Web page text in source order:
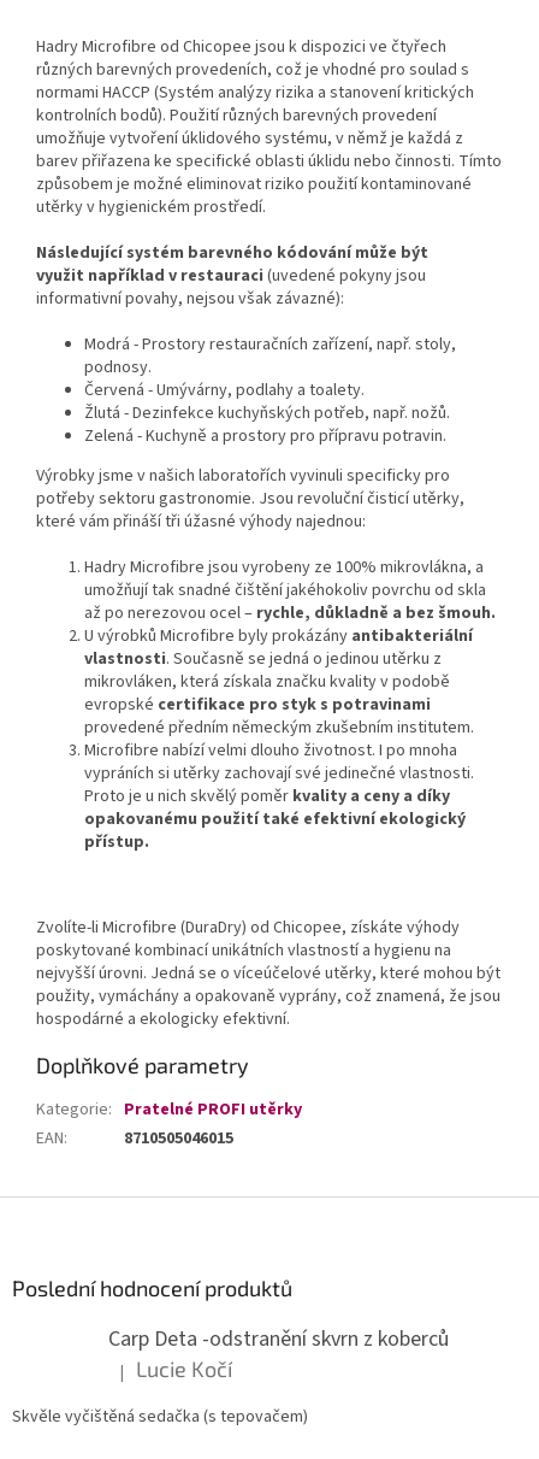
Hadry Microfibre od Chicopee jsou k dispozici ve čtyřech
různých barevných provedeních, což je vhodné pro soulad s
normami HACCP (Systém analýzy rizika a stanovení kritických
kontrolních bodů). Použití různých barevných provedení
umožňuje vytvoření úklidového systému, v němž je každá z
barev přiřazena ke specifické oblasti úklidu nebo činnosti. Tímto
způsobem je možné eliminovat riziko použití kontaminované
utěrky v hygienickém prostředí.
Následující systém barevného kódování může být
využit například v restauraci (uvedené pokyny jsou
informativní povahy, nejsou však závazné):
Modrá - Prostory restauračních zařízení, např. stoly,
podnosy.
Červená - Umývárny, podlahy a toalety.
Žlutá - Dezinfekce kuchyňských potřeb, např. nožů.
Zelená - Kuchyně a prostory pro přípravu potravin.
Výrobky jsme v našich laboratořích vyvinuli specificky pro
potřeby sektoru gastronomie. Jsou revoluční čisticí utěrky,
které vám přináší tři úžasné výhody najednou:
Hadry Microfibre jsou vyrobeny ze 100% mikrovlákna, a
umožňují tak snadné čištění jakéhokoliv povrchu od skla
až po nerezovou ocel – rychle, důkladně a bez šmouh.
U výrobků Microfibre byly prokázány antibakteriální
vlastnosti. Současně se jedná o jedinou utěrku z
mikrovláken, která získala značku kvality v podobě
evropské certifikace pro styk s potravinami
provedené předním německým zkušebním institutem.
Microfibre nabízí velmi dlouho životnost. I po mnoha
vypráních si utěrky zachovají své jedinečné vlastnosti.
Proto je u nich skvělý poměr kvality a ceny a díky
opakovanému použití také efektivní ekologický
přístup.
Zvolíte-li Microfibre (DuraDry) od Chicopee, získáte výhody
poskytované kombinací unikátních vlastností a hygienu na
nejvyšší úrovni. Jedná se o víceúčelové utěrky, které mohou být
použity, vymáchány a opakovaně vyprány, což znamená, že jsou
hospodárné a ekologicky efektivní.
Doplňkové parametry
Kategorie: Pratelné PROFI utěrky
EAN: 8710505046015
Poslední hodnocení produktů
Carp Deta -odstranění skvrn z koberců
Hodnocení produktu je 5 z 5 hvězdiček.
| Lucie Kočí
Skvěle vyčištěná sedačka (s tepovačem)